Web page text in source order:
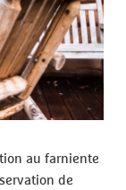
au farniente
de